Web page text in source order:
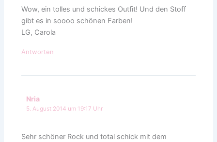
Wow, ein tolles und schickes Outfit! Und den Stoff
gibt es in soooo schönen Farben!
LG, Carola
Antworten
Nria
5. August 2014 um 19:17 Uhr
Sehr schöner Rock und total schick mit dem